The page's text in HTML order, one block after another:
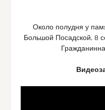
Около полудня у
Большой Посадской, 8